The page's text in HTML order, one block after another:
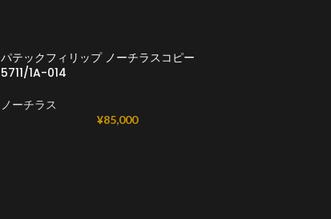
パテックフィリップ ノーチラスコピー
5711/1A-014
ノーチラス
¥85,000